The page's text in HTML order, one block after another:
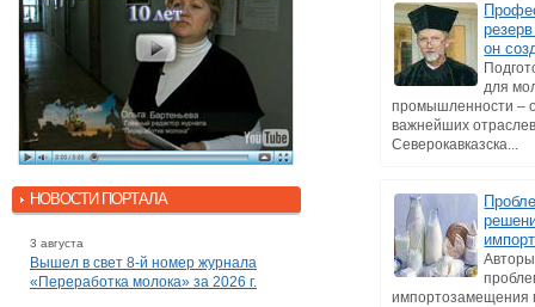
НОВОСТИ ПОРТАЛА
3 августа
Вышел в свет 8-й номер журнала
«Переработка молока» за 2026 г.
он
для
промышленности –
важнейших
Северокавказска...
импортозамещения